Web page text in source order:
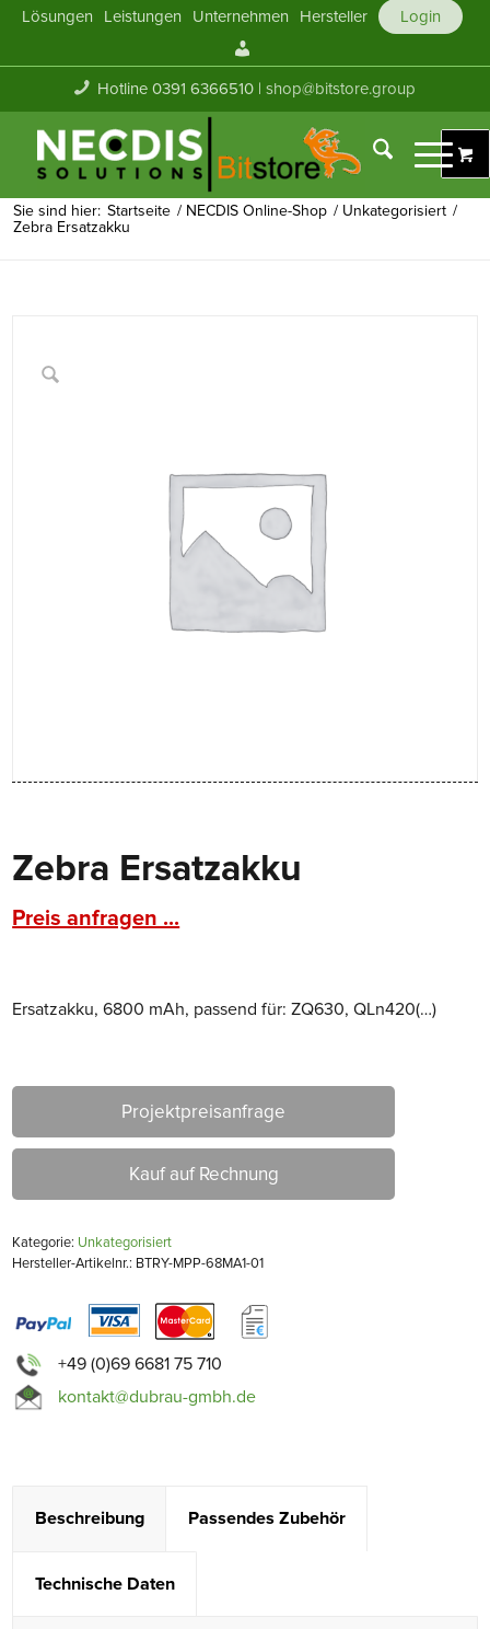
Lösungen Leistungen Unternehmen Hersteller
Login
Konto
Hotline 0391 6366510 |shop@bitstore.group
Sie sind hier: Startseite / NECDIS Online-Shop / Unkategorisiert /
Zebra Ersatzakku
Zebra Ersatzakku
Preis anfragen ...
Ersatzakku, 6800 mAh, passend für: ZQ630, QLn420(…)
Projektpreisanfrage
Kauf auf Rechnung
Kategorie: Unkategorisiert
Hersteller-Artikelnr.: BTRY-MPP-68MA1-01
+49 (0)69 6681 75 710
kontakt@dubrau-gmbh.de
Beschreibung Passendes Zubehör
Technische Daten